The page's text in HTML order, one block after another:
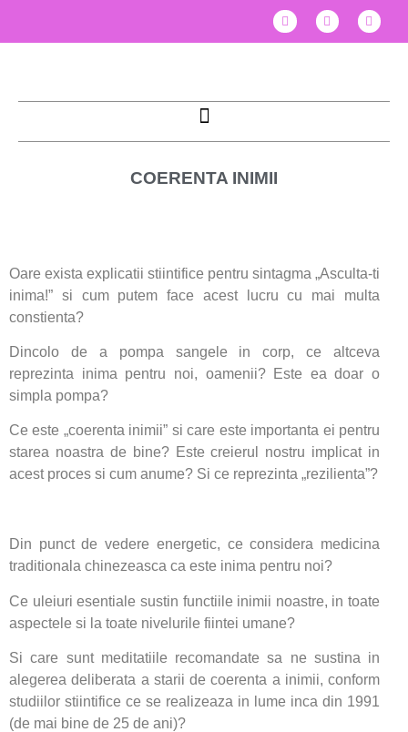
COERENTA INIMII
Oare exista explicatii stiintifice pentru sintagma „Asculta-ti
inima!” si cum putem face acest lucru cu mai multa
constienta?
Dincolo de a pompa sangele in corp, ce altceva
reprezinta inima pentru noi, oamenii? Este ea doar o
simpla pompa?
Ce este „coerenta inimii” si care este importanta ei pentru
starea noastra de bine? Este creierul nostru implicat in
acest proces si cum anume? Si ce reprezinta „rezilienta”?
Din punct de vedere energetic, ce considera medicina
traditionala chinezeasca ca este inima pentru noi?
Ce uleiuri esentiale sustin functiile inimii noastre, in toate
aspectele si la toate nivelurile fiintei umane?
Si care sunt meditatiile recomandate sa ne sustina in
alegerea deliberata a starii de coerenta a inimii, conform
studiilor stiintifice ce se realizeaza in lume inca din 1991
(de mai bine de 25 de ani)?